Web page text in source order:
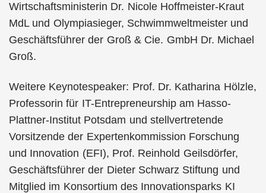
Wirtschaftsministerin Dr. Nicole Hoffmeister-Kraut
MdL und Olympiasieger, Schwimmweltmeister und
Geschäftsführer der Groß & Cie. GmbH Dr. Michael
Groß.
Weitere Keynotespeaker: Prof. Dr. Katharina Hölzle,
Professorin für IT-Entrepreneurship am Hasso-
Plattner-Institut Potsdam und stellvertretende
Vorsitzende der Expertenkommission Forschung
und Innovation (EFI), Prof. Reinhold Geilsdörfer,
Geschäftsführer der Dieter Schwarz Stiftung und
Mitglied im Konsortium des Innovationsparks KI